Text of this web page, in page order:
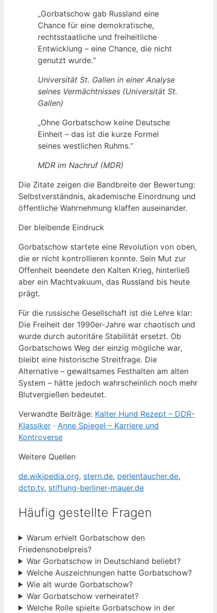
„Gorbatschow gab Russland eine
Chance für eine demokratische,
rechtsstaatliche und freiheitliche
Entwicklung – eine Chance, die nicht
genutzt wurde.“
Universität St. Gallen in einer Analyse
seines Vermächtnisses (Universität St.
Gallen)
„Ohne Gorbatschow keine Deutsche
Einheit – das ist die kurze Formel
seines westlichen Ruhms.“
MDR im Nachruf (MDR)
Die Zitate zeigen die Bandbreite der Bewertung:
Selbstverständnis, akademische Einordnung und
öffentliche Wahrnehmung klaffen auseinander.
Der bleibende Eindruck
Gorbatschow startete eine Revolution von oben,
die er nicht kontrollieren konnte. Sein Mut zur
Offenheit beendete den Kalten Krieg, hinterließ
aber ein Machtvakuum, das Russland bis heute
prägt.
Für die russische Gesellschaft ist die Lehre klar:
Die Freiheit der 1990er-Jahre war chaotisch und
wurde durch autoritäre Stabilität ersetzt. Ob
Gorbatschows Weg der einzig mögliche war,
bleibt eine historische Streitfrage. Die
Alternative – gewaltsames Festhalten am alten
System – hätte jedoch wahrscheinlich noch mehr
Blutvergießen bedeutet.
Verwandte Beiträge: Kalter Hund Rezept – DDR-
Klassiker · Anne Spiegel – Karriere und
Kontroverse
Weitere Quellen
de.wikipedia.org, stern.de, perlentaucher.de,
dctp.tv, stiftung-berliner-mauer.de
Häufig gestellte Fragen
Warum erhielt Gorbatschow den
Friedensnobelpreis?
War Gorbatschow in Deutschland beliebt?
Welche Auszeichnungen hatte Gorbatschow?
Wie alt wurde Gorbatschow?
War Gorbatschow verheiratet?
Welche Rolle spielte Gorbatschow in der